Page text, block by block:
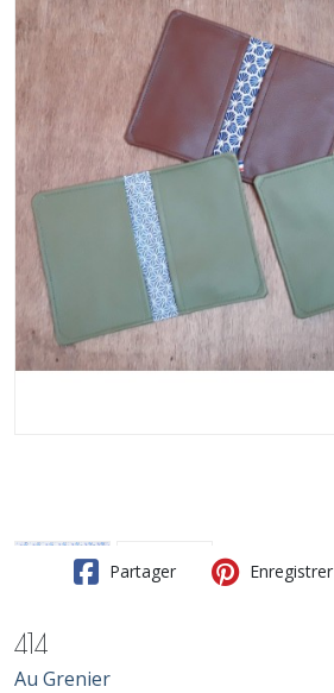
Partager Enregistrer
414
Au Grenier